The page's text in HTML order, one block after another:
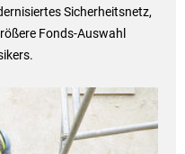
Sicherheitsnetz,
Fonds-Auswahl